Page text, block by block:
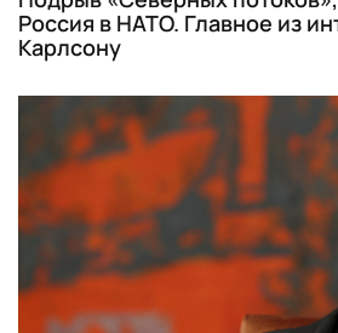
Россия в НАТО. Главное из
Карлсону